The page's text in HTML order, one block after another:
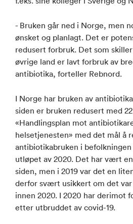
- Bruken går ned i Norge, men
ønsket og planlagt. Det er
redusert forbruk. Det som
øvrige land er lavt forbruk av
antibiotika, forteller Rebnord.
I Norge har bruken av
siden er bruken redusert med 22
«Handlingsplan mot
helsetjenesten» med det mål å
antibiotikabruken i
utløpet av 2020. Det har vært
siden, men i 2019 var det en
derfor svært usikkert om det var
innen 2020. I 2020 har derimot
etter utbruddet av covid-19.